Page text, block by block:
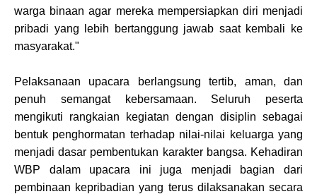
warga binaan agar mereka mempersiapkan diri menjadi
pribadi yang lebih bertanggung jawab saat kembali ke
masyarakat."
Pelaksanaan upacara berlangsung tertib, aman, dan
penuh semangat kebersamaan. Seluruh peserta
mengikuti rangkaian kegiatan dengan disiplin sebagai
bentuk penghormatan terhadap nilai-nilai keluarga yang
menjadi dasar pembentukan karakter bangsa. Kehadiran
WBP dalam upacara ini juga menjadi bagian dari
pembinaan kepribadian yang terus dilaksanakan secara